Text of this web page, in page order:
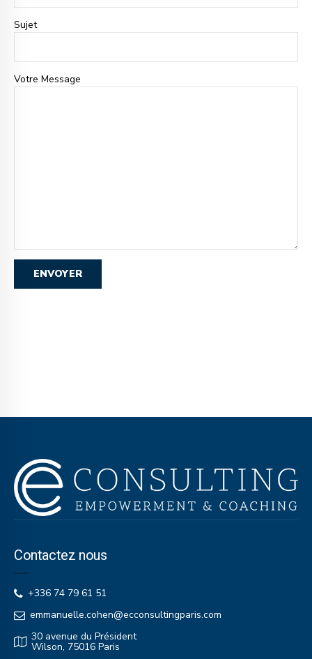
Sujet
Votre Message
Contactez nous
+336 74 79 61 51
emmanuelle.cohen@ecconsultingparis.com
30 avenue du Président
Wilson, 75016 Paris